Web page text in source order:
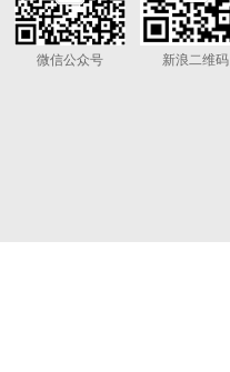
微信公众号 新浪二维码